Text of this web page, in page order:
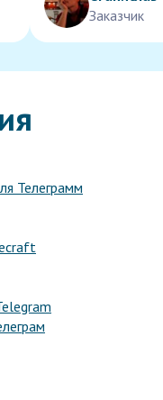
Заказчик
Телеграмм